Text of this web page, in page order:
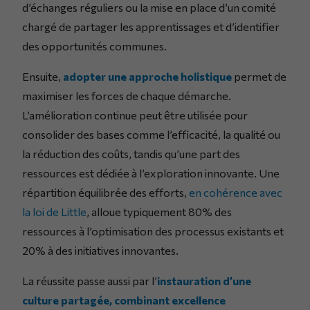
d’échanges réguliers ou la mise en place d’un comité
chargé de partager les apprentissages et d’identifier
des opportunités communes.
Ensuite, adopter une approche holistique permet de
maximiser les forces de chaque démarche.
L’amélioration continue peut être utilisée pour
consolider des bases comme l’efficacité, la qualité ou
la réduction des coûts, tandis qu’une part des
ressources est dédiée à l’exploration innovante. Une
répartition équilibrée des efforts, en cohérence avec
la loi de Little, alloue typiquement 80% des
ressources à l’optimisation des processus existants et
20% à des initiatives innovantes.
La réussite passe aussi par l’instauration d’une
culture partagée, combinant excellence